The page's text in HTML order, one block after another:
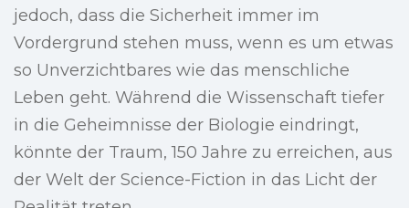
jedoch, dass die Sicherheit immer im
Vordergrund stehen muss, wenn es um etwas
so Unverzichtbares wie das menschliche
Leben geht. Während die Wissenschaft tiefer
in die Geheimnisse der Biologie eindringt,
könnte der Traum, 150 Jahre zu erreichen, aus
der Welt der Science-Fiction in das Licht der